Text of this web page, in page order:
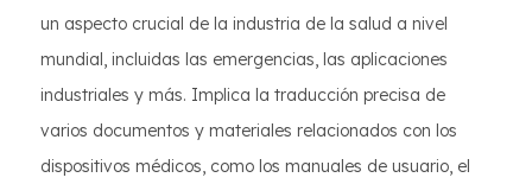
un aspecto crucial de la industria de la salud a nivel
mundial, incluidas las emergencias, las aplicaciones
industriales y más. Implica la traducción precisa de
varios documentos y materiales relacionados con los
dispositivos médicos, como los manuales de usuario, el